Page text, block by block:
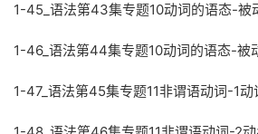
1-45_语法第43集专题10动词的语态-被
1-46_语法第44集专题10动词的语态-被
1-47_语法第45集专题11非谓语动词-1